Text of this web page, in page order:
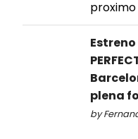
Estreno
plena
by